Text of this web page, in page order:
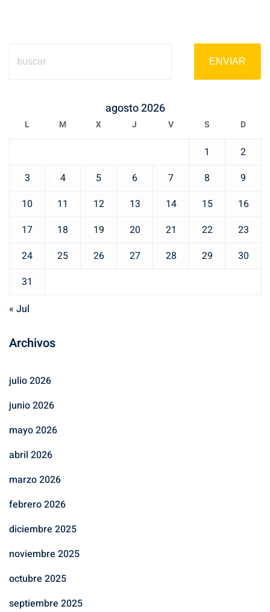
ENVIAR
agosto 2026
L M X J V S D
1
2
3
4 5 6 7 8
9
10
11 12 13 14 15
16
17
18 19 20 21 22
23
24
25 26 27 28 29
30
31
« Jul
Archivos
julio 2026
junio 2026
mayo 2026
abril 2026
marzo 2026
febrero 2026
diciembre 2025
noviembre 2025
octubre 2025
septiembre 2025